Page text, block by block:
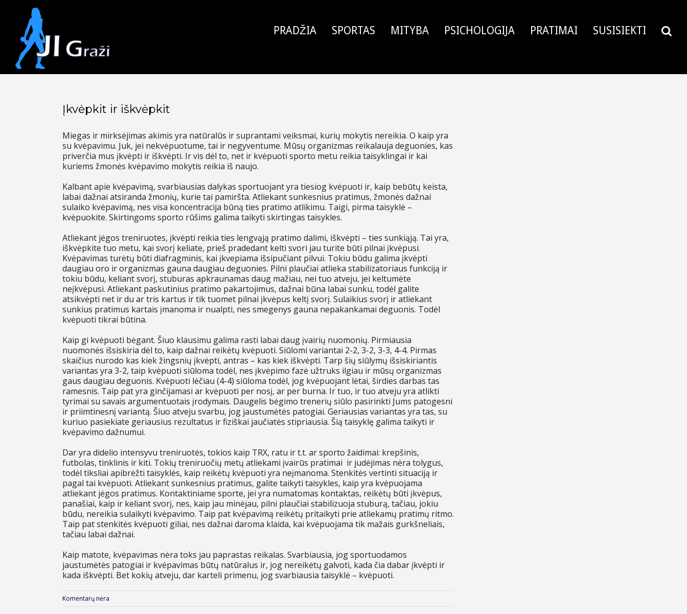
PRADŽIA SPORTAS MITYBA PSICHOLOGIJA PRATIMAI SUSISIEKTI
Įkvėpkit ir iškvėpkit
Miegas ir mirksėjimas akimis yra natūralūs ir suprantami veiksmai, kurių mokytis nereikia. O kaip yra
su kvėpavimu. Juk, jei nekvėpuotume, tai ir negyventume. Mūsų organizmas reikalauja deguonies, kas
priverčia mus įkvėpti ir iškvėpti. Ir vis dėl to, net ir kvėpuoti sporto metu reikia taisyklingai ir kai
kuriems žmonės kvėpavimo mokytis reikia iš naujo.
Kalbant apie kvėpavimą, svarbiausias dalykas sportuojant yra tiesiog kvėpuoti ir, kaip bebūtų keista,
labai dažnai atsiranda žmonių, kurie tai pamiršta. Atliekant sunkesnius pratimus, žmonės dažnai
sulaiko kvėpavimą, nes visa koncentracija būną ties pratimo atlikimu. Taigi, pirma taisyklė –
kvėpuokite. Skirtingoms sporto rūšims galima taikyti skirtingas taisykles.
Atliekant jėgos treniruotes, įkvėpti reikia ties lengvąją pratimo dalimi, iškvėpti – ties sunkiąją. Tai yra,
iškvėpkite tuo metu, kai svorį keliate, prieš pradedant kelti svori jau turite būti pilnai įkvėpusi.
Kvėpavimas turėtų būti diafragminis, kai įkvepiama išsipučiant pilvui. Tokiu būdu galima įkvėpti
daugiau oro ir organizmas gauna daugiau deguonies. Pilni plaučiai atlieka stabilizatoriaus funkciją ir
tokiu būdu, keliant svorį, stuburas apkraunamas daug mažiau, nei tuo atveju, jei keltumėte
neįkvėpusi. Atliekant paskutinius pratimo pakartojimus, dažnai būna labai sunku, todėl galite
atsikvėpti net ir du ar tris kartus ir tik tuomet pilnai įkvėpus keltį svorį. Sulaikius svorį ir atliekant
sunkius pratimus kartais įmanoma ir nualpti, nes smegenys gauna nepakankamai deguonis. Todėl
kvėpuoti tikrai būtina.
Kaip gi kvėpuoti bėgant. Šiuo klausimu galima rasti labai daug įvairių nuomonių. Pirmiausia
nuomonės išsiskiria dėl to, kaip dažnai reikėtų kvėpuoti. Siūlomi variantai 2-2, 3-2, 3-3, 4-4. Pirmas
skaičius nurodo kas kiek žingsnių įkvėpti, antras – kas kiek iškvėpti. Tarp šių siūlymų išsiskiriantis
variantas yra 3-2, taip kvėpuoti siūloma todėl, nes įkvėpimo fazė užtruks ilgiau ir mūsų organizmas
gaus daugiau deguonis. Kvėpuoti lėčiau (4-4) siūloma todėl, jog kvėpuojant lėtai, širdies darbas tas
ramesnis. Taip pat yra ginčijamasi ar kvėpuoti per nosį, ar per burna. Ir tuo, ir tuo atveju yra atlikti
tyrimai su savais argumentuotais įrodymais. Daugelis bėgimo trenerių siūlo pasirinkti Jums patogesni
ir priimtinesnį variantą. Šiuo atveju svarbu, jog jaustumėtės patogiai. Geriausias variantas yra tas, su
kuriuo pasiekiate geriausius rezultatus ir fiziškai jaučiatės stipriausia. Šią taisyklę galima taikyti ir
kvėpavimo dažnumui.
Dar yra didelio intensyvu treniruotės, tokios kaip TRX, ratu ir t.t. ar sporto žaidimai: krepšinis,
futbolas, tinklinis ir kiti. Tokių treniruočių metų atliekami įvairūs pratimai ir judėjimas nėra tolygus,
todėl tiksliai apibrėžti taisyklės, kaip reikėtų kvėpuoti yra neįmanoma. Stenkitės vertinti situaciją ir
pagal tai kvėpuoti. Atliekant sunkesnius pratimus, galite taikyti taisykles, kaip yra kvėpuojama
atliekant jėgos pratimus. Kontaktiniame sporte, jei yra numatomas kontaktas, reikėtų būti įkvėpus,
panašiai, kaip ir keliant svorį, nes, kaip jau minėjau, pilni plaučiai stabilizuoja stuburą, tačiau, jokiu
būdu, nereikia sulaikyti kvėpavimo. Taip pat kvėpavimą reikėtų pritaikyti prie atliekamų pratimų ritmo.
Taip pat stenkitės kvėpuoti giliai, nes dažnai daroma klaida, kai kvėpuojama tik mažais gurkšneliais,
tačiau labai dažnai.
Kaip matote, kvėpavimas nėra toks jau paprastas reikalas. Svarbiausia, jog sportuodamos
jaustumėtės patogiai ir kvėpavimas būtų natūralus ir, jog nereikėtų galvoti, kada čia dabar įkvėpti ir
kada iškvėpti. Bet kokių atveju, dar karteli primenu, jog svarbiausia taisyklė – kvėpuoti.
Komentarų nėra